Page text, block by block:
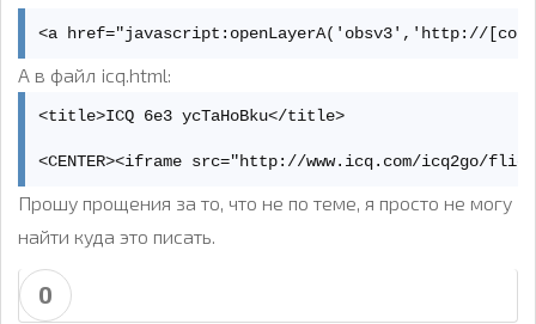
<a href="javascript:openLayerA('obsv3','http://
А в файл icq.html:
<title>ICQ 6e3 ycTaHoBku</title>
<CENTER><iframe src="http://www.icq.com/icq2go/
Прошу прощения за то, что не по теме, я просто не могу
найти куда это писать.
0